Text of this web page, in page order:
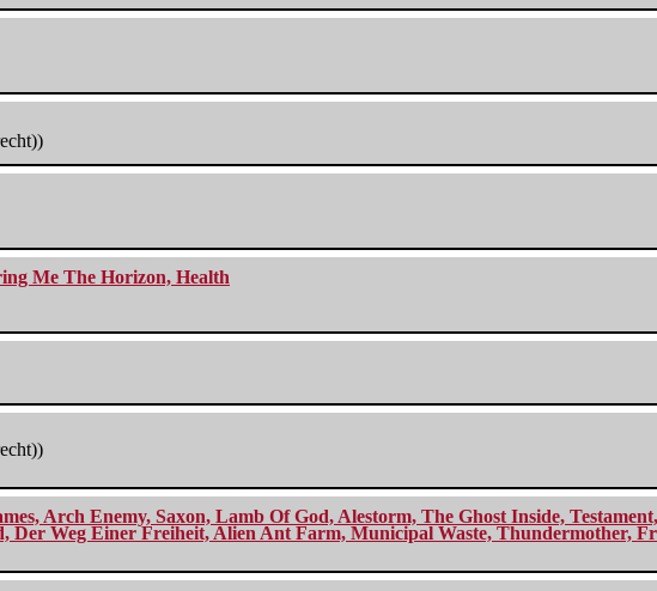
Me The Horizon, Health
Arch Enemy, Saxon, Lamb Of God, Alestorm, The Ghost Inside,
Der Weg Einer Freiheit, Alien Ant Farm, Municipal Waste, Thundermother,